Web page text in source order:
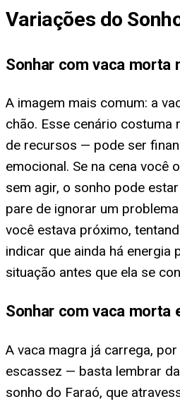
Variações do
Sonhar com vaca morta
A imagem mais comum: a
chão. Esse cenário costuma
de recursos — pode ser
emocional. Se na cena você
sem agir, o sonho pode
pare de ignorar um
você estava próximo,
indicar que ainda há energia
situação antes que ela se
Sonhar com vaca morta
A vaca magra já carrega,
escassez — basta lembrar
sonho do Faraó, que